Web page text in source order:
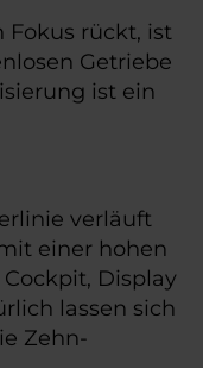
Fokus rückt, ist
Getriebe
ist ein
verläuft
einer hohen
Display
lassen sich
Zehn-